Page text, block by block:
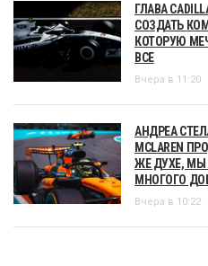
ГЛАВА
СОЗДАТЬ
КОТОРУЮ
ВСЕ
Вчера в 11:20
АНДРЕА
MCLAREN
ЖЕ ДУХЕ,
МНОГОГО
Вчера в 10:22